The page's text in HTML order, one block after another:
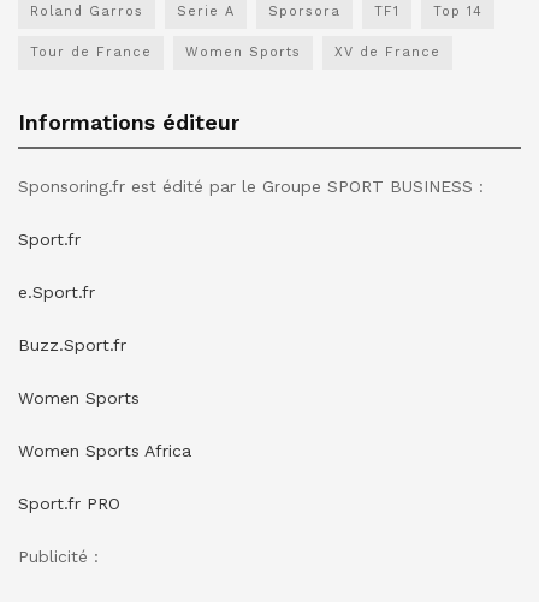
Roland Garros Serie A Sporsora TF1 Top 14
Tour de France Women Sports XV de France
Informations éditeur
Sponsoring.fr est édité par le Groupe SPORT BUSINESS :
Sport.fr
e.Sport.fr
Buzz.Sport.fr
Women Sports
Women Sports Africa
Sport.fr PRO
Publicité :